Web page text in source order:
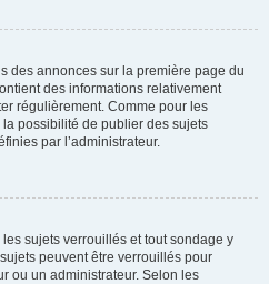
des annonces sur la première page du
des informations relativement
régulièrement. Comme pour les
possibilité de publier des sujets
par l’administrateur.
sujets verrouillés et tout sondage y
peuvent être verrouillés pour
ou un administrateur. Selon les